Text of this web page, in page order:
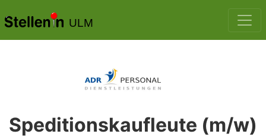
ULM
Speditionskaufleute (m/w)